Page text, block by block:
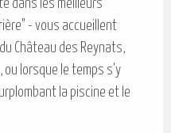
dans les meilleurs
- vous accueillent
Château des Reynats,
ou lorsque le temps s'y
la piscine et le